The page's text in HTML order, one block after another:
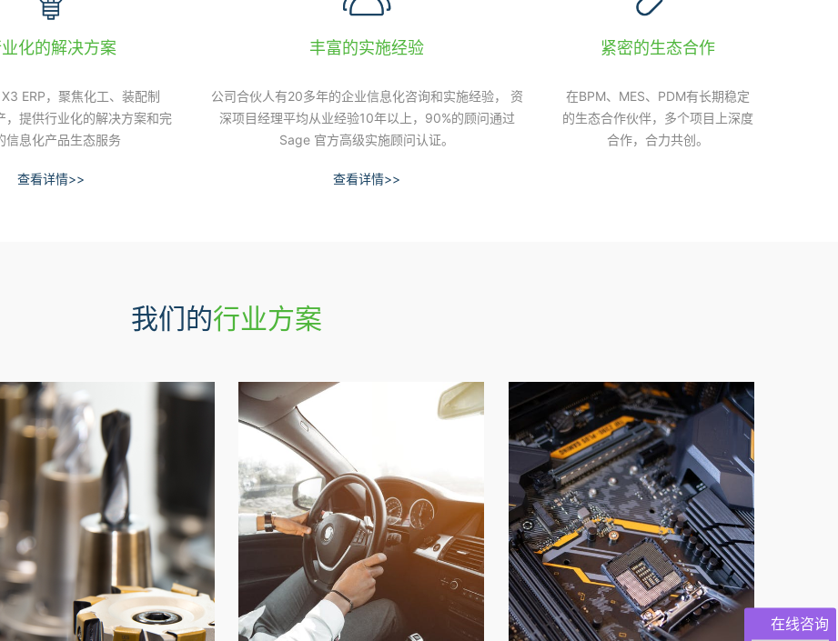
化的解决方案
ERP，聚焦化工、装配制
，提供行业化的解决方案和完
信息化产品生态服务
查看详情>>
丰富的实施经验
公司合伙人有20多年的企业信息化咨询和实施经验， 资
深项目经理平均从业经验10年以上，90%的顾问通过
Sage 官方高级实施顾问认证。
查看详情>>
紧密的生态合作
在BPM、MES、PDM有长期稳定
的生态合作伙伴，多个项目上深度
合作，合力共创。
我们的行业方案
在线咨询